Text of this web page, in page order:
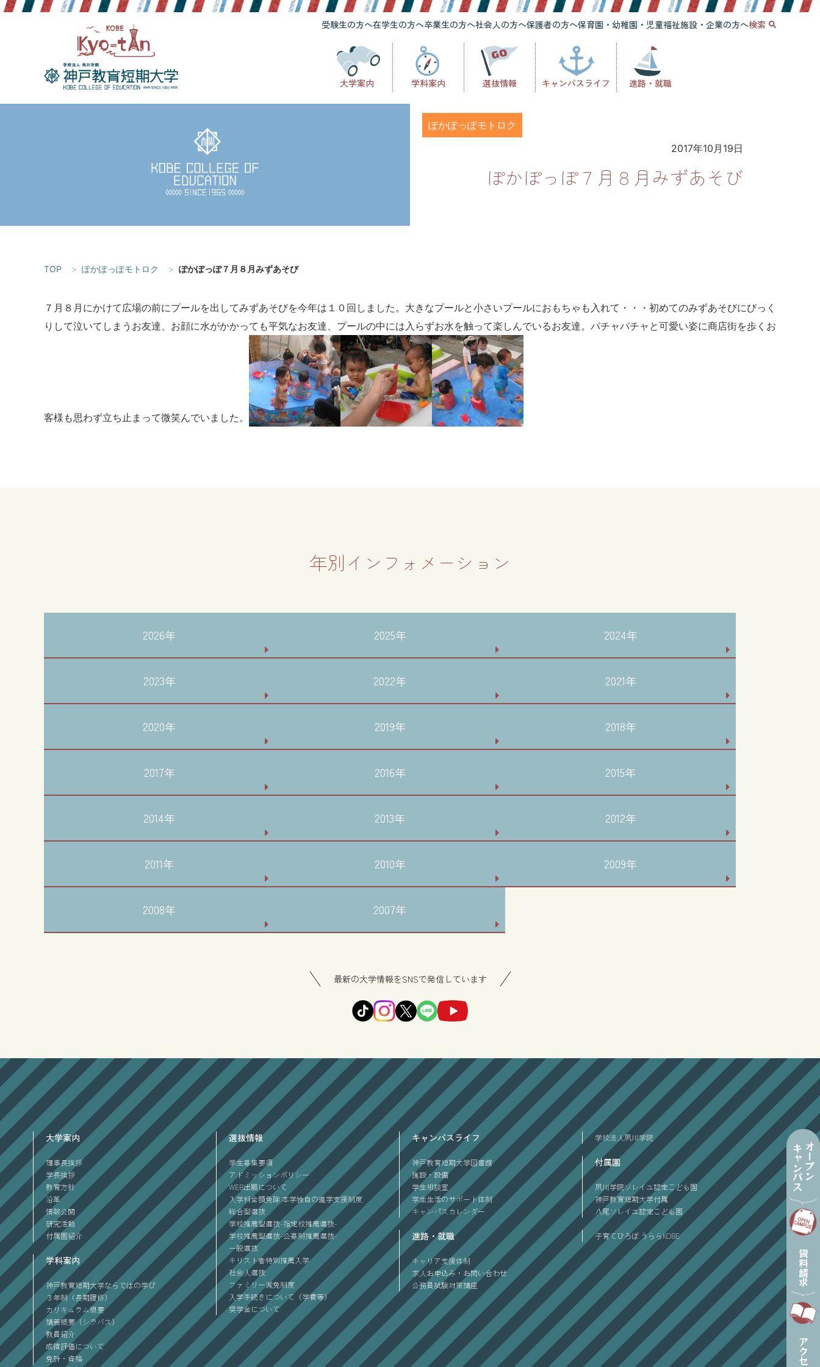
Skip
to
受験生の方へ在学生の方へ卒業生の方へ社会人の方へ保護者の方へ保育園・幼稚園・児童福祉施設・企業の方へ検索
大学案内 学科案内 選抜情報 キャンパスライフ 進路・就職
ぽかぽっぽモトロク
2017年10月19日
ぽかぽっぽ７月８月みずあそび
TOP ぽかぽっぽモトロク ぽかぽっぽ７月８月みずあそび
７月８月にかけて広場の前にプールを出してみずあそびを今年は１０回しました。大きなプールと小さいプールにおもちゃも入れて・・・初めてのみずあそびにびっく
りして泣いてしまうお友達、お顔に水がかかっても平気なお友達、プールの中には入らずお水を触って楽しんでいるお友達。パチャパチャと可愛い姿に商店街を歩くお
客様も思わず立ち止まって微笑んでいました。
年別インフォメーション
2026年 2025年 2024年
2023年 2022年 2021年
2020年 2019年 2018年
2017年 2016年 2015年
2014年 2013年 2012年
2011年 2010年 2009年
2008年 2007年
最新の大学情報をSNSで発信しています
大学案内
理事長挨拶
学長挨拶
教育方針
沿革
情報公開
研究活動
付属園紹介
学科案内
神戸教育短期大学ならではの学び
３年制（長期履修）
カリキュラム概要
講義概要（シラバス）
教員紹介
成績評価について
免許・資格
選抜情報
学生募集要項
アドミッションポリシー
WEB出願について
入学料全額免除 本学独自の進学支援制度
総合型選抜
学校推薦型選抜-指定校推薦選抜-
学校推薦型選抜-公募制推薦選抜-
一般選抜
キリスト者特別推薦入学
社会人選抜
ファミリー減免制度
入学手続きについて（学費等）
奨学金について
キャンパスライフ
神戸教育短期大学図書館
施設・設備
学生相談室
学生生活のサポート体制
キャンパスカレンダー
進路・就職
キャリア支援体制
求人お申込み・お問い合わせ
公務員試験対策講座
学校法人夙川学院
付属園
夙川学院ソレイユ認定こども園
神戸教育短期大学付属
八尾ソレイユ認定こども園
子育てひろば うららKOBE
オープン
キャンパス
資料請求
アクセス